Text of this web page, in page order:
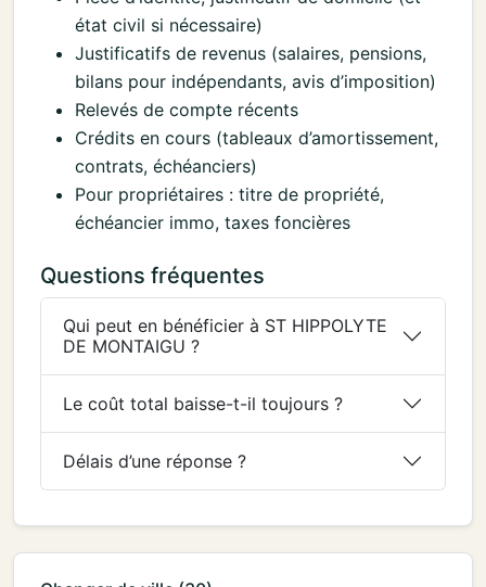
état civil si nécessaire)
Justificatifs de revenus (salaires, pensions,
bilans pour indépendants, avis d’imposition)
Relevés de compte récents
Crédits en cours (tableaux d’amortissement,
contrats, échéanciers)
Pour propriétaires : titre de propriété,
échéancier immo, taxes foncières
Questions fréquentes
Qui peut en bénéficier à ST HIPPOLYTE
DE MONTAIGU ?
Le coût total baisse-t-il toujours ?
Délais d’une réponse ?